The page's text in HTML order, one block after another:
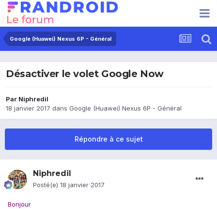
Google (Huawei) Nexus 6P - Général
Désactiver le volet Google Now
Par Niphredil
18 janvier 2017 dans Google (Huawei) Nexus 6P - Général
Répondre à ce sujet
Niphredil
Posté(e) 18 janvier 2017
Bonjour